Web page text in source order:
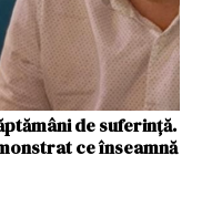
de suferință.
ce înseamnă